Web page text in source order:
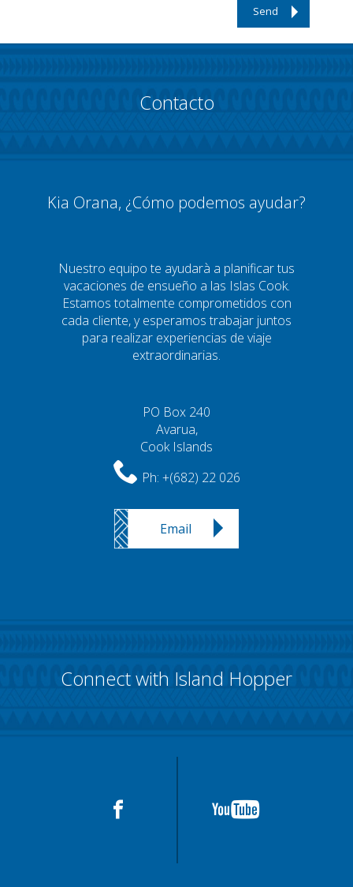
Send
Contacto
Kia Orana, ¿Cómo podemos ayudar?
Nuestro equipo te ayudarà a planificar tus
vacaciones de ensueño a las Islas Cook.
Estamos totalmente comprometidos con
cada cliente, y esperamos trabajar juntos
para realizar experiencias de viaje
extraordinarias.
PO Box 240
Avarua,
Cook Islands
Ph: +(682) 22 026
Email
Connect with Island Hopper